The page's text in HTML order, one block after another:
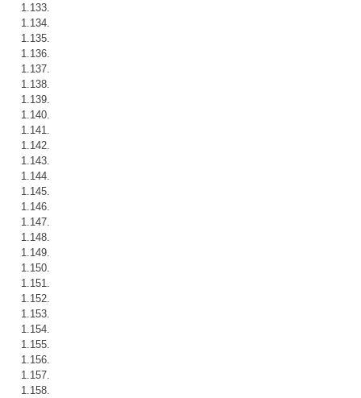
1.133.
1.134.
1.135.
1.136.
1.137.
1.138.
1.139.
1.140.
1.141.
1.142.
1.143.
1.144.
1.145.
1.146.
1.147.
1.148.
1.149.
1.150.
1.151.
1.152.
1.153.
1.154.
1.155.
1.156.
1.157.
1.158.